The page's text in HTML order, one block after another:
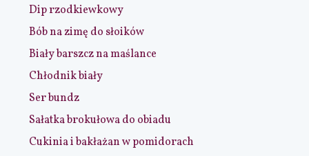
Dip rzodkiewkowy
Bób na zimę do słoików
Biały barszcz na maślance
Chłodnik biały
Ser bundz
Sałatka brokułowa do obiadu
Cukinia i bakłażan w pomidorach